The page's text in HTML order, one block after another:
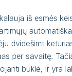
iš esmės
dvidešimt
per savaitę.
būklė, ir yra